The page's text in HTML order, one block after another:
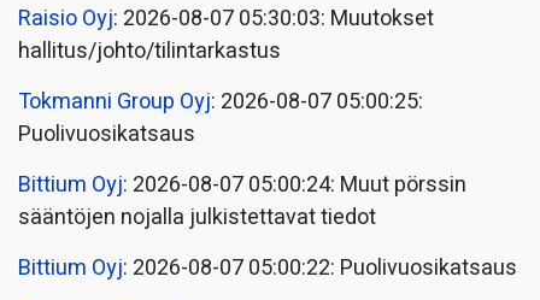
Raisio Oyj: 2026-08-07 05:30:03: Muutokset
hallitus/johto/tilintarkastus
Tokmanni Group Oyj: 2026-08-07 05:00:25:
Puolivuosikatsaus
Bittium Oyj: 2026-08-07 05:00:24: Muut pörssin
sääntöjen nojalla julkistettavat tiedot
Bittium Oyj: 2026-08-07 05:00:22: Puolivuosikatsaus